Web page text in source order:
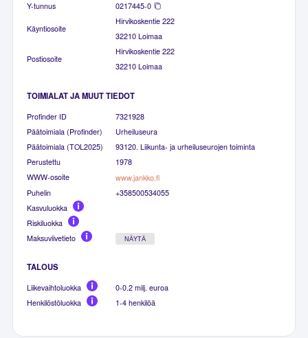
Y-tunnus
0217445-0
Käyntiosoite
Hirvikoskentie 222
32210 Loimaa
Postiosoite
Hirvikoskentie 222
32210 Loimaa
TOIMIALAT JA MUUT TIEDOT
Profinder ID
7321928
Päätoimiala (Profinder)
Urheiluseura
Päätoimiala (TOL2025)
93120. Liikunta- ja urheiluseurojen toiminta
Perustettu
1978
WWW-osoite
www.jankko.fi
Puhelin
+358500534055
Kasvuluokka
Riskiluokka
Maksuviivetieto
NÄYTÄ
TALOUS
Liikevaihtoluokka
0-0.2 milj. euroa
Henkilöstöluokka
1-4 henkilöä